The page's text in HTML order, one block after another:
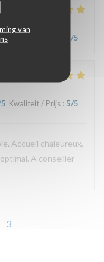
van
/5
Kwaliteit / Prijs : 5/5
Accueil chaleureux,
A conseiller
3